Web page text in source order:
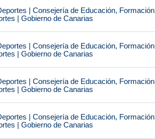
| Consejería de Educación, Formación
| Gobierno de Canarias
| Consejería de Educación, Formación
| Gobierno de Canarias
| Consejería de Educación, Formación
| Gobierno de Canarias
| Consejería de Educación, Formación
| Gobierno de Canarias